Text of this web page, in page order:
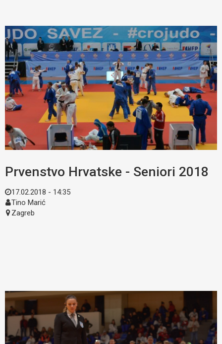
Prvenstvo Hrvatske - Seniori 2018
17.02.2018 - 14:35
Tino Marić
Zagreb